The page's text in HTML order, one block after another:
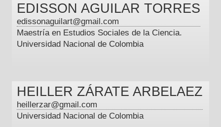
EDISSON AGUILAR TORRES
edissonaguilart@gmail.com
Maestría en Estudios Sociales de la Ciencia.
Universidad Nacional de Colombia
HEILLER ZÁRATE ARBELAEZ
heillerzar@gmail.com
Universidad Nacional de Colombia